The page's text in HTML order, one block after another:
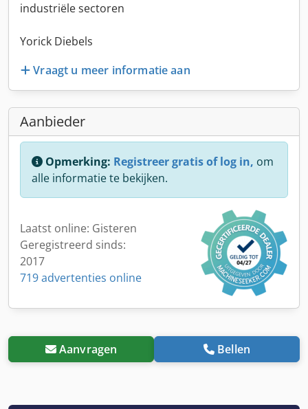
industriële sectoren
Yorick Diebels
Vraagt u meer informatie aan
Aanbieder
Opmerking: Registreer gratis of log in, om
alle informatie te bekijken.
Laatst online: Gisteren
Geregistreerd sinds:
2017
719 advertenties online
Aanvragen Bellen